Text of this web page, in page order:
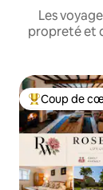
Les
propreté et
Coup de
Coup de